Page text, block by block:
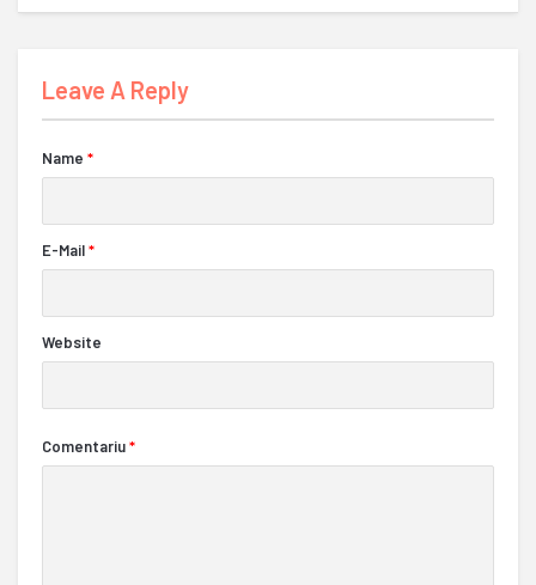
Leave A Reply
Name *
E-Mail*
Website
Comentariu*